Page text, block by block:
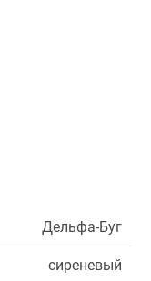
Дельфа-Буг
сиреневый